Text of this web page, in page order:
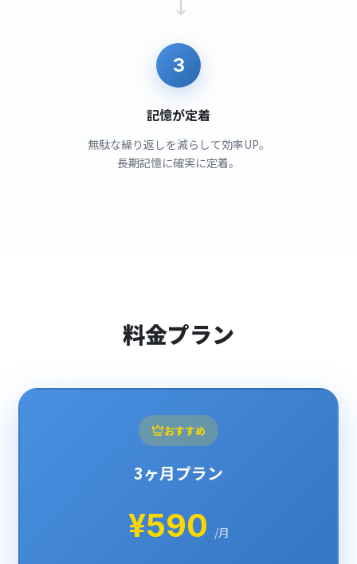
3
記憶が定着
無駄な繰り返しを減らして効率UP。
長期記憶に確実に定着。
料金プラン
おすすめ
3ヶ月プラン
¥590 /月